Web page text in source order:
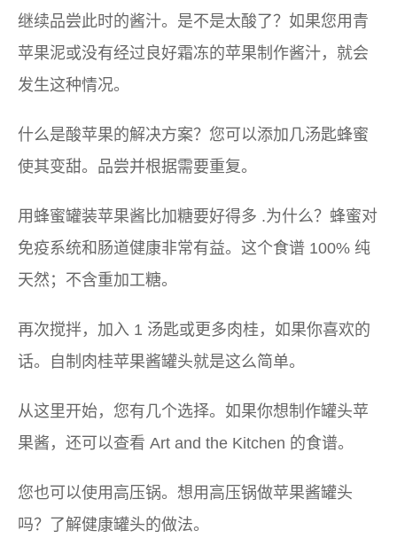
继续品尝此时的酱汁。是不是太酸了？如果您用青
苹果泥或没有经过良好霜冻的苹果制作酱汁，就会
发生这种情况。
什么是酸苹果的解决方案？您可以添加几汤匙蜂蜜
使其变甜。品尝并根据需要重复。
用蜂蜜罐装苹果酱比加糖要好得多 .为什么？蜂蜜对
免疫系统和肠道健康非常有益。这个食谱 100% 纯
天然；不含重加工糖。
再次搅拌，加入 1 汤匙或更多肉桂，如果你喜欢的
话。自制肉桂苹果酱罐头就是这么简单。
从这里开始，您有几个选择。如果你想制作罐头苹
果酱，还可以查看 Art and the Kitchen 的食谱。
您也可以使用高压锅。想用高压锅做苹果酱罐头
吗？了解健康罐头的做法。